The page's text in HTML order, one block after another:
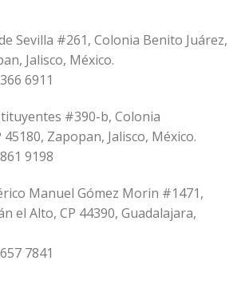
Sevilla #261, Colonia Benito Juárez,
Jalisco, México.
6911
#390-b, Colonia
Zapopan, Jalisco, México.
9198
Manuel Gómez Morin #1471,
el Alto, CP 44390, Guadalajara,
7841